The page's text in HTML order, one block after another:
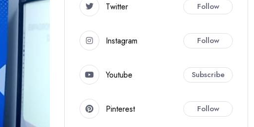
Twitter Follow
Instagram Follow
Youtube Subscribe
Pinterest Follow